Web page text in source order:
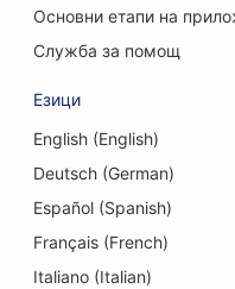
SEO оптимизация
SEO за
SEO за кредитни
SEO оптимизация
SEO за танцови
SEO за детски
Основни етапи на
Служба за помощ
Езици
English (English)
Deutsch (German)
Español (Spanish)
Français (French)
Italiano (Italian)